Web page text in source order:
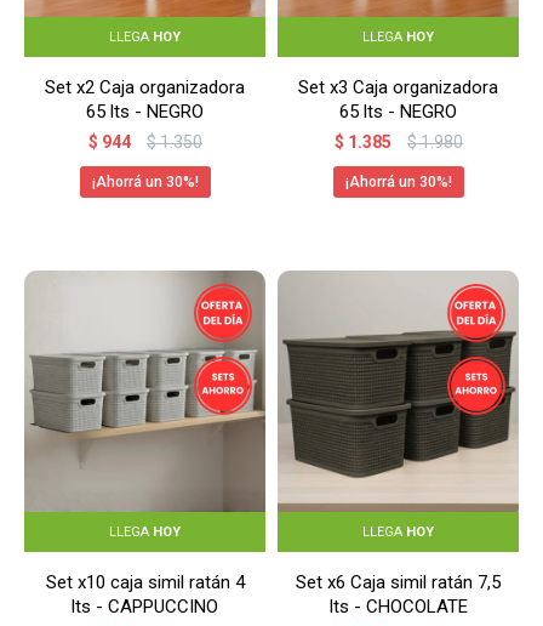
LLEGA HOY
Set x2 Caja organizadora
65 lts - NEGRO
$ 944 $1.350
30
LLEGA HOY
Set x3 Caja organizadora
65 lts - NEGRO
$ 1.385 $1.980
30
LLEGA HOY
Set x10 caja simil ratán 4
lts - CAPPUCCINO
LLEGA HOY
Set x6 Caja simil ratán 7,5
lts - CHOCOLATE